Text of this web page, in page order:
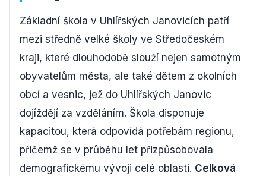
Základní škola v Uhlířských Janovicích patří
mezi středně velké školy ve Středočeském
kraji, které dlouhodobě slouží nejen samotným
obyvatelům města, ale také dětem z okolních
obcí a vesnic, jež do Uhlířských Janovic
dojíždějí za vzděláním. Škola disponuje
kapacitou, která odpovídá potřebám regionu,
přičemž se v průběhu let přizpůsobovala
demografickému vývoji celé oblasti. Celková